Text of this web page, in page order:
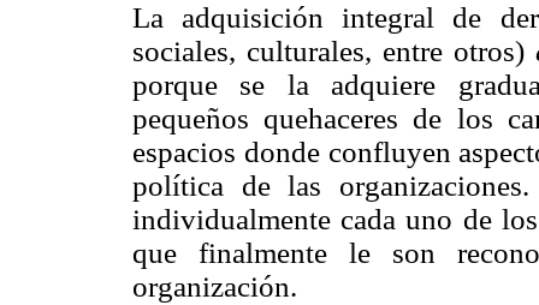
La adquisición integral de
sociales, culturales, entre otros)
porque se la adquiere
pequeños quehaceres de los
espacios donde confluyen
política de las
individualmente cada uno de
que finalmente le son
organización.